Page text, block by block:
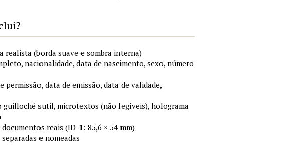
realista (borda suave e sombra interna)
nacionalidade, data de nascimento, sexo, número
permissão, data de emissão, data de validade,
guilloché sutil, microtextos (não legíveis), holograma
reais (ID-1: 85,6 × 54 mm)
e nomeadas